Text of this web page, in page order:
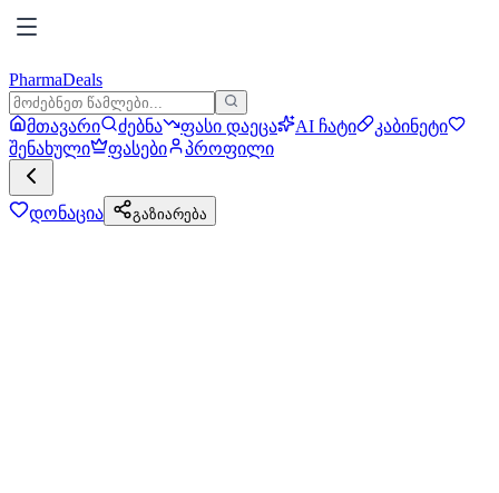
PharmaDeals
მთავარი ძებნა ფასი დაეცა AI ჩატი
კაბინეტი
შენახული
ფასები პროფილი
დონაცია გაზიარება